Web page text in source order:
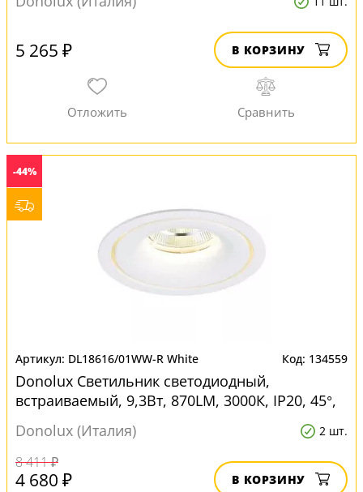
потолков
5 265 ₽ В КОРЗИНУ
-44%
DL18616/01WW-R White 134559
Donolux Светильник светодиодный,
встраиваемый, 9,3Вт, 870LM, 3000К, IP20, 45°,
Белый, D100х89 мм, Бе для натяжных
потолков
Donolux (Италия) 2 шт.
8 411 ₽
4 680 ₽ В КОРЗИНУ